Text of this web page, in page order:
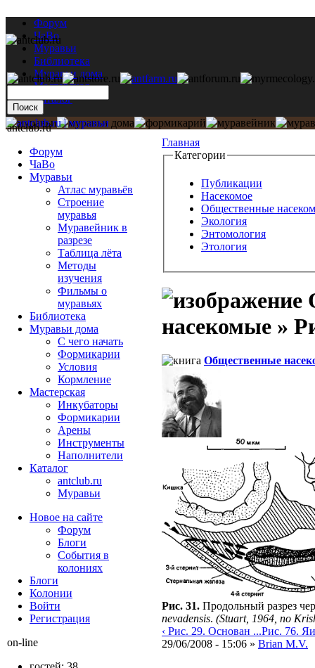
Форум
ЧаВо
Муравьи
Библиотека
Муравьи дома
Мастерская
Каталог
Главная
Категории
Публикации
Насекомое
Общественные
Экология
Энтомология
Этология
насекомые »
Общественные
Рис. 31. Продольный разрез
nevadensis. (Stuart, 1964, по
‹ Рис. 29. Основан ...Рис. 76.
29/06/2008 - 15:06 » Brian M.V.
antclub.ru
Форум
ЧаВо
Муравьи
Атлас муравьёв
Строение
муравья
Муравейник в
разрезе
Таблица лёта
Методы
изучения
Фильмы о
муравьях
Библиотека
Муравьи дома
С чего начать
Формикарии
Условия
Кормление
Мастерская
Инкубаторы
Формикарии
Арены
Инструменты
Наполнители
Каталог
antclub.ru
Муравьи
Новое на сайте
Форум
Блоги
События в
колониях
Блоги
Колонии
Войти
Peгиcтpaция
on-line